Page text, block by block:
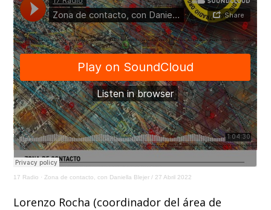
17 Radio · Zona de contacto, con Daniella Blejer / 27 Abril 2022
Lorenzo Rocha (coordinador del área de